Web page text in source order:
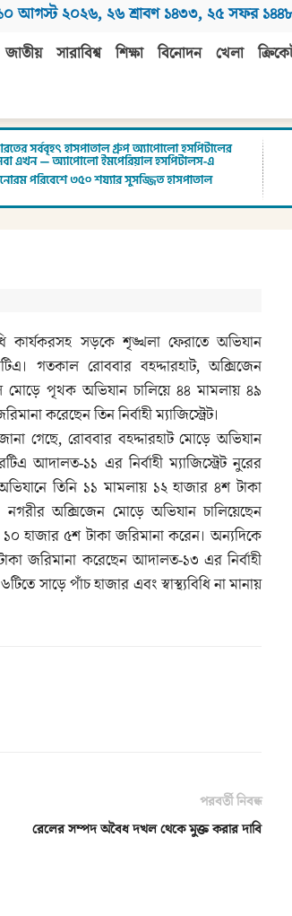
আগস্ট ২০২৬, ২৬ শ্রাবণ ১৪৩৩, ২৫ সফর ১৪৪৮
জাতীয় সারাবিশ্ব শিক্ষা বিনোদন খেলা
কার্যকরসহ সড়কে শৃঙ্খলা ফেরাতে অভিযান
গতকাল রোববার বহদ্দারহাট, অক্সিজেন
পৃথক অভিযান চালিয়ে ৪৪ মামলায় ৪৯
করেছেন তিন নির্বাহী ম্যাজিস্ট্রেট।
গেছে, রোববার বহদ্দারহাট মোড়ে অভিযান
আদালত-১১ এর নির্বাহী ম্যাজিস্ট্রেট নুরের
তিনি ১১ মামলায় ১২ হাজার ৪শ টাকা
নগরীর অক্সিজেন মোড়ে অভিযান চালিয়েছেন
১০ হাজার ৫শ টাকা জরিমানা করেন। অন্যদিকে
জরিমানা করেছেন আদালত-১৩ এর নির্বাহী
সাড়ে পাঁচ হাজার এবং স্বাস্থ্যবিধি না মানায়
পরবর্তী নিবন্ধ
রেলের সম্পদ অবৈধ দখল থেকে মুক্ত করার দাবি